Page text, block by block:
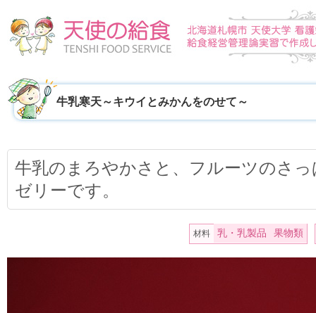
牛乳寒天～キウイとみかんをのせて～
牛乳のまろやかさと、フルーツのさ
ゼリーです。
材料 乳・乳製品 果物類